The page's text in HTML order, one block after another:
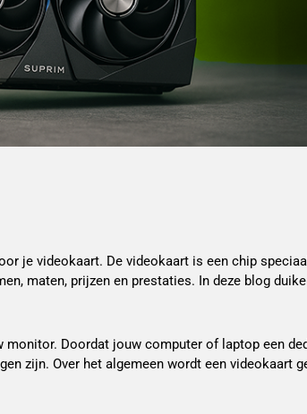
je videokaart. De videokaart is een chip
maten, prijzen en prestaties. In deze blog
Doordat jouw computer of laptop een
zijn. Over het algemeen wordt een videokaart